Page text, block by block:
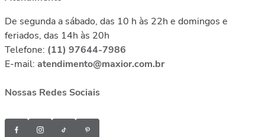
De segunda a sábado, das 10 h às 22h e domingos e
feriados, das 14h às 20h
Telefone: (11) 97644-7986
E-mail: atendimento@maxior.com.br
Nossas Redes Sociais